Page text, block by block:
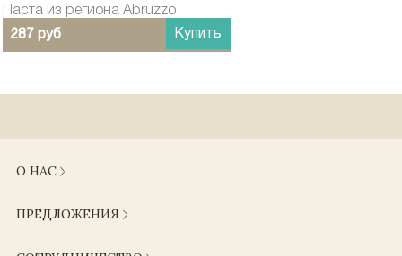
Паста из региона Abruzzo
287 руб
Купить
О НАС
ДОСТАВКА И ОПЛАТА
ПРЕДЛОЖЕНИЯ